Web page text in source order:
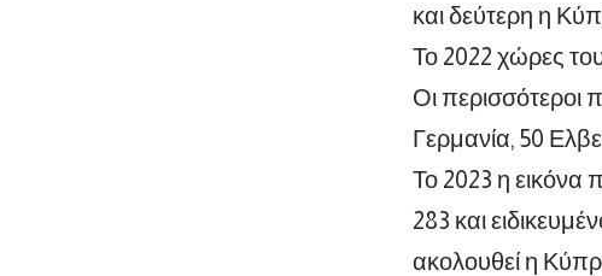
και δεύτερη η
Το 2022 χώρες του
Οι περισσότεροι
Γερμανία, 50
Το 2023 η εικόνα
283 και
ακολουθεί η